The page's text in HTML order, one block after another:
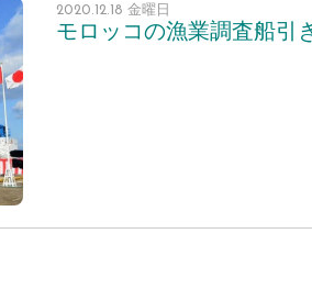
2020.12.18 金曜日
モロッコの漁業調査船